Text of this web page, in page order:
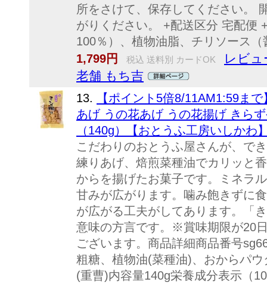
所をさけて、保存してください。
がりください。 +配送区分 宅配便
100％）、植物油脂、チリソース
1,799円
税込 送料別 カードOK
レビュ
老舗 もち吉
13.
【ポイント5倍8/11AM1:59ま
あげ うの花あげ うの花揚げ きら
（140g）【おとうふ工房いしかわ
こだわりのおとうふ屋さんが、で
練りあげ、焙煎菜種油でカリッと
からを揚げたお菓子です。ミネラ
甘みが広がります。噛み飽きずに
が広がる工夫がしてあります。「
意味の方言です。※賞味期限が20
ございます。商品詳細商品番号
粗糖、植物油(菜種油)、おからパ
(重曹)内容量140g栄養成分表示（